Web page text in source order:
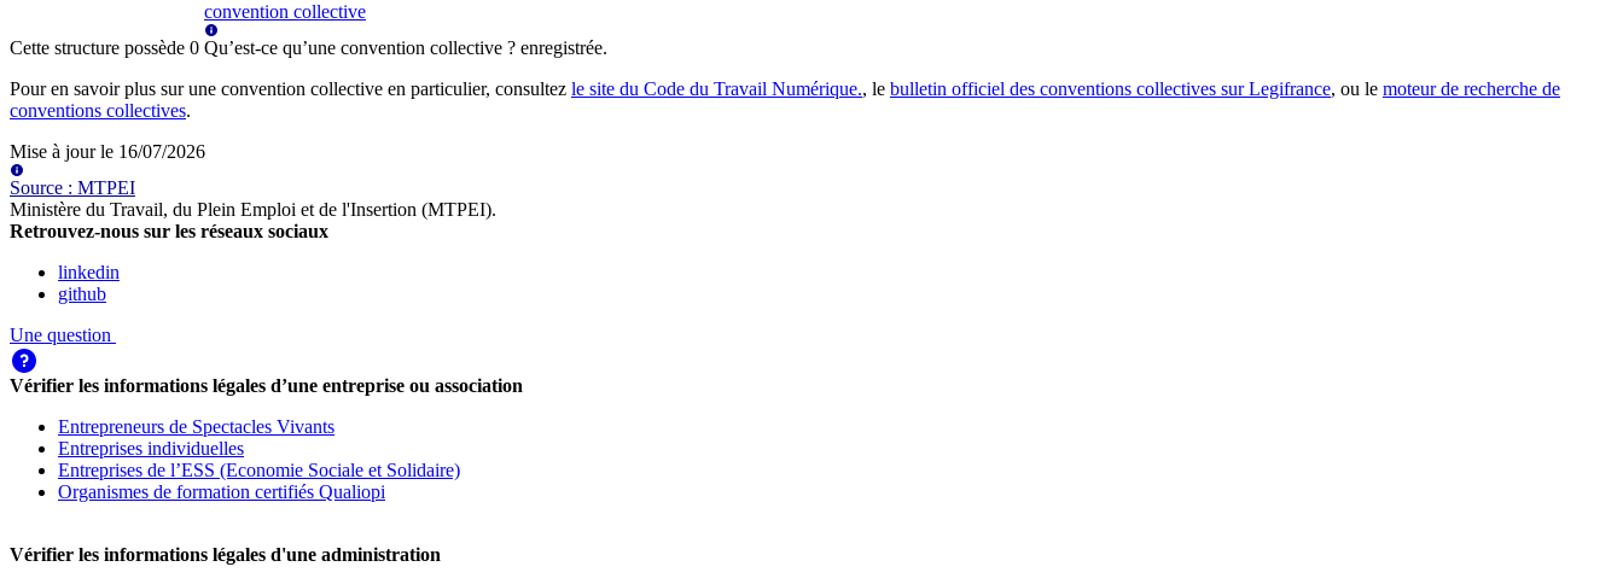
Cette structure possède 0
convention collective
Qu’est-ce qu’une convention collective ? enregistrée.
Pour en savoir plus sur une convention collective en particulier, consultez le site du Code du Travail Numérique., le bulletin officiel des conventions collectives sur Legifrance, ou le moteur de recherche de
conventions collectives.
Mise à jour le 16/07/2026
Source : MTPEI
Ministère du Travail, du Plein Emploi et de l'Insertion (MTPEI).
Retrouvez-nous sur les réseaux sociaux
linkedin
github
Une question
Vérifier les informations légales d’une entreprise ou association
Entrepreneurs de Spectacles Vivants
Entreprises individuelles
Entreprises de l’ESS (Economie Sociale et Solidaire)
Organismes de formation certifiés Qualiopi
Vérifier les informations légales d'une administration